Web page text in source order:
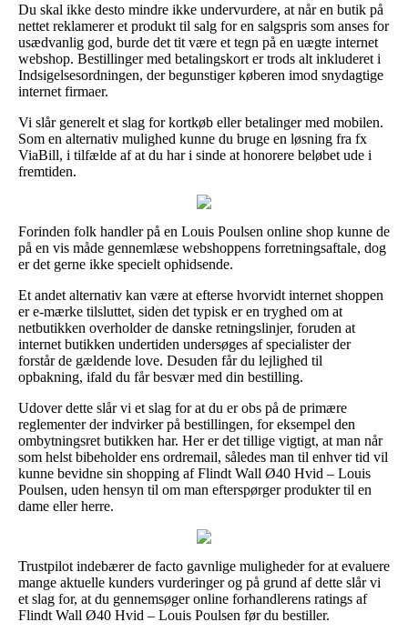
Du skal ikke desto mindre ikke undervurdere, at når en butik på
nettet reklamerer et produkt til salg for en salgspris som anses for
usædvanlig god, burde det tit være et tegn på en uægte internet
webshop. Bestillinger med betalingskort er trods alt inkluderet i
Indsigelsesordningen, der begunstiger køberen imod snydagtige
internet firmaer.
Vi slår generelt et slag for kortkøb eller betalinger med mobilen.
Som en alternativ mulighed kunne du bruge en løsning fra fx
ViaBill, i tilfælde af at du har i sinde at honorere beløbet ude i
fremtiden.
Forinden folk handler på en Louis Poulsen online shop kunne de
på en vis måde gennemlæse webshoppens forretningsaftale, dog
er det gerne ikke specielt ophidsende.
Et andet alternativ kan være at efterse hvorvidt internet shoppen
er e-mærke tilsluttet, siden det typisk er en tryghed om at
netbutikken overholder de danske retningslinjer, foruden at
internet butikken undertiden undersøges af specialister der
forstår de gældende love. Desuden får du lejlighed til
opbakning, ifald du får besvær med din bestilling.
Udover dette slår vi et slag for at du er obs på de primære
reglementer der indvirker på bestillingen, for eksempel den
ombytningsret butikken har. Her er det tillige vigtigt, at man når
som helst bibeholder ens ordremail, således man til enhver tid vil
kunne bevidne sin shopping af Flindt Wall Ø40 Hvid – Louis
Poulsen, uden hensyn til om man efterspørger produkter til en
dame eller herre.
Trustpilot indebærer de facto gavnlige muligheder for at evaluere
mange aktuelle kunders vurderinger og på grund af dette slår vi
et slag for, at du gennemsøger online forhandlerens ratings af
Flindt Wall Ø40 Hvid – Louis Poulsen før du bestiller.